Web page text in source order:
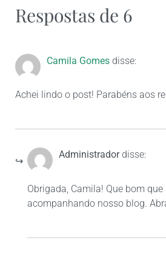
Respostas de 6
Camila Gomes disse:
Achei lindo o post! Parabéns aos
Administrador disse:
Obrigada, Camila! Que bom
acompanhando nosso blog.